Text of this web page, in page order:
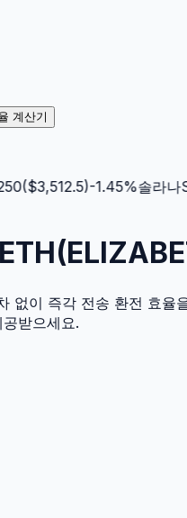
계산기
($3,512.5)-1.45%솔라나
없이 즉각 전송 환전 효율
받으세요.